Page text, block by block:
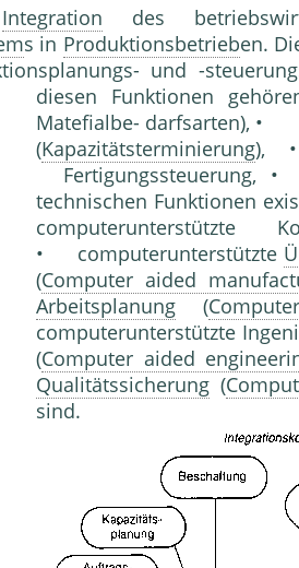
Integration des
s in Produktionsbetrieben.
und -
diesen Funktionen
Matefialbe- darfsarten), •
(Kapazitätsterminierung
technischen Funktionen
computerunterstützte
• computerunterstützte
(Computer aided
Arbeitsplanung (
computerunterstützte
(Computer aided
Qualitätssicherung (
sind.